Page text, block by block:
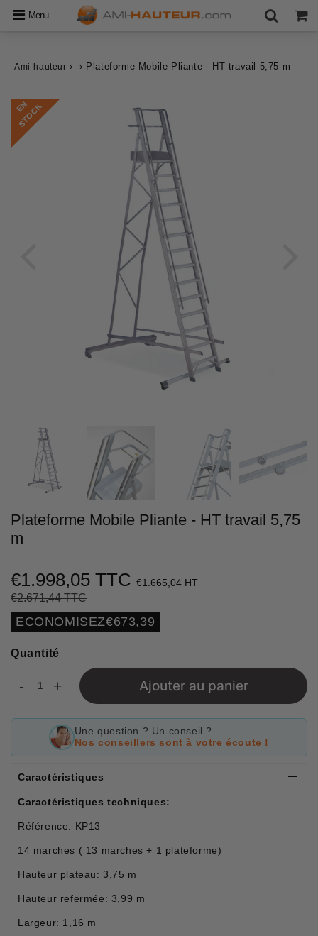
Menu
Ami-hauteur › › Plateforme Mobile Pliante - HT travail 5,75 m
E
N
S
T
O
C
K
Plateforme Mobile Pliante - HT travail 5,75
m
€1.998,05 TTC €1.665,04 HT
€2.671,44 TTC
régulier
réduit
Unit
price
ECONOMISEZ€673,39
Quantité
- + Ajouter au panier
Une question ? Un conseil ?
Nos conseillers sont à votre écoute !
Caractéristiques
Caractéristiques techniques:
Référence: KP13
14 marches ( 13 marches + 1 plateforme)
Hauteur plateau: 3,75 m
Hauteur refermée: 3,99 m
Largeur: 1,16 m